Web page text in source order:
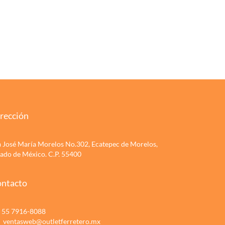
José María Morelos No.302, Ecatepec de Morelos,
de México. C.P. 55400
55 7916-8088
ventasweb@outletferretero.mx